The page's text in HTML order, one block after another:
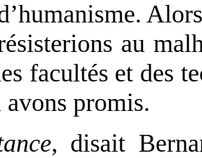
au
facultés et des
promis.
, disait